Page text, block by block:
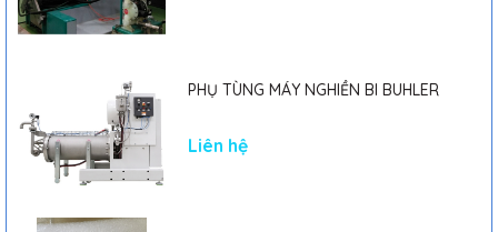
PHỤ TÙNG MÁY NGHIỀN BI BUHLER
Liên hệ